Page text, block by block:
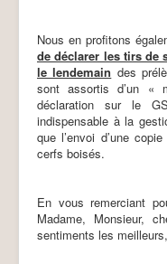
Nous en profitons
de déclarer les tirs de
le lendemain des
sont assortis d’un «
déclaration sur le
indispensable à la
que l’envoi d’une
cerfs boisés.
En vous remerciant
Madame, Monsieur,
sentiments les meilleurs,